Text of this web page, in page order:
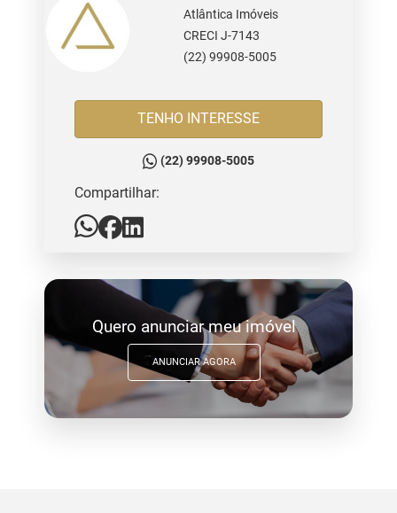
Atlântica Imóveis
CRECI J-7143
(22) 99908-5005
TENHO INTERESSE
(22) 99908-5005
Compartilhar:
Quero anunciar meu imóvel
ANUNCIAR AGORA